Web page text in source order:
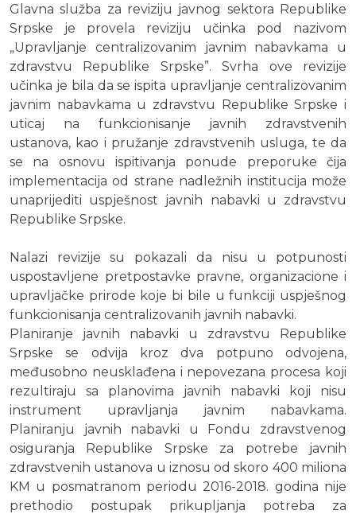
Glavna služba za reviziju javnog sektora Republike
Srpske je provela reviziju učinka pod nazivom
„Upravljanje centralizovanim javnim nabavkama u
zdravstvu Republike Srpske”. Svrha ove revizije
učinka je bila da se ispita upravljanje centralizovanim
javnim nabavkama u zdravstvu Republike Srpske i
uticaj na funkcionisanje javnih zdravstvenih
ustanova, kao i pružanje zdravstvenih usluga, te da
se na osnovu ispitivanja ponude preporuke čija
implementacija od strane nadležnih institucija može
unaprijediti uspješnost javnih nabavki u zdravstvu
Republike Srpske.
Nalazi revizije su pokazali da nisu u potpunosti
uspostavljene pretpostavke pravne, organizacione i
upravljačke prirode koje bi bile u funkciji uspješnog
funkcionisanja centralizovanih javnih nabavki.
Planiranje javnih nabavki u zdravstvu Republike
Srpske se odvija kroz dva potpuno odvojena,
međusobno neusklađena i nepovezana procesa koji
rezultiraju sa planovima javnih nabavki koji nisu
instrument upravljanja javnim nabavkama.
Planiranju javnih nabavki u Fondu zdravstvenog
osiguranja Republike Srpske za potrebe javnih
zdravstvenih ustanova u iznosu od skoro 400 miliona
KM u posmatranom periodu 2016-2018. godina nije
prethodio postupak prikupljanja potreba za